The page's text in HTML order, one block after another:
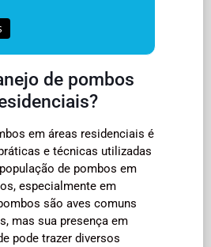
de pombos
em áreas residenciais é
e técnicas utilizadas
de pombos em
especialmente em
são aves comuns
mas sua presença em
pode trazer diversos